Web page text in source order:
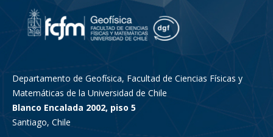
Departamento de Geofísica, Facultad de Ciencias Físicas y
Matemáticas de la Universidad de Chile
Blanco Encalada 2002, piso 5
Santiago, Chile